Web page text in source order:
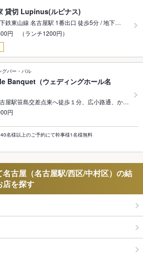
貸切 Lupinus(ルピナス)
鉄東山線 名古屋駅 1番出口 徒歩5分 / 地下…
円 （ランチ1200円）
グバー・バル
Banquet（ウェディングホール名
屋駅笹島交差点東へ徒歩１分、広小路通、か…
円
40名様以上のご予約にて幹事様1名様無料
古屋（名古屋駅/西区/中村区）の結
店を探す